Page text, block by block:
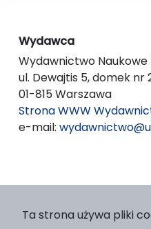
Wydawca
Wydawnictwo Naukowe
ul. Dewajtis 5, domek nr
01-815 Warszawa
Strona WWW
e-mail:
Ta strona używa pliki